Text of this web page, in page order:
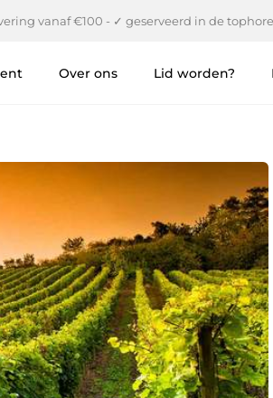
vanaf €100 - ✓ geserveerd in de
Over ons Lid worden?